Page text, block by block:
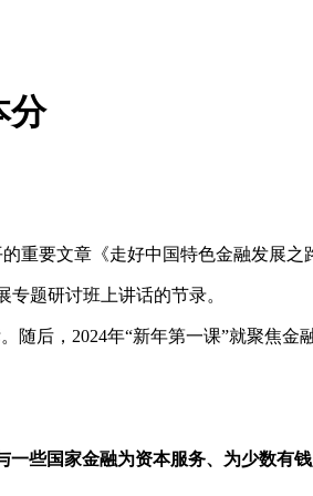
分
要文章《走好中国特色金融发展之
题研讨班上讲话的节录。
，2024年“新年第一课”就聚焦金
些国家金融为资本服务、为少数有